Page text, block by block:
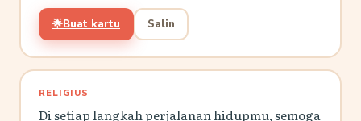
🌟Buat kartu Salin
RELIGIUS
Di setiap langkah perjalanan hidupmu, semoga